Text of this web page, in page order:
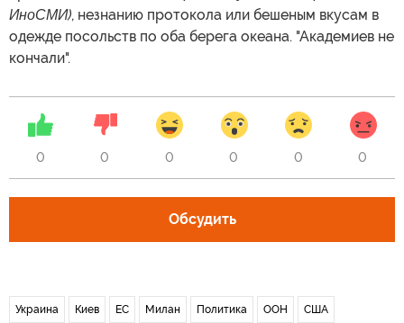
ИноСМИ), незнанию протокола или бешеным вкусам в
одежде посольств по оба берега океана. "Академиев не
кончали".
0 0 0 0 0 0
Обсудить
Украина Киев ЕС Милан Политика ООН США